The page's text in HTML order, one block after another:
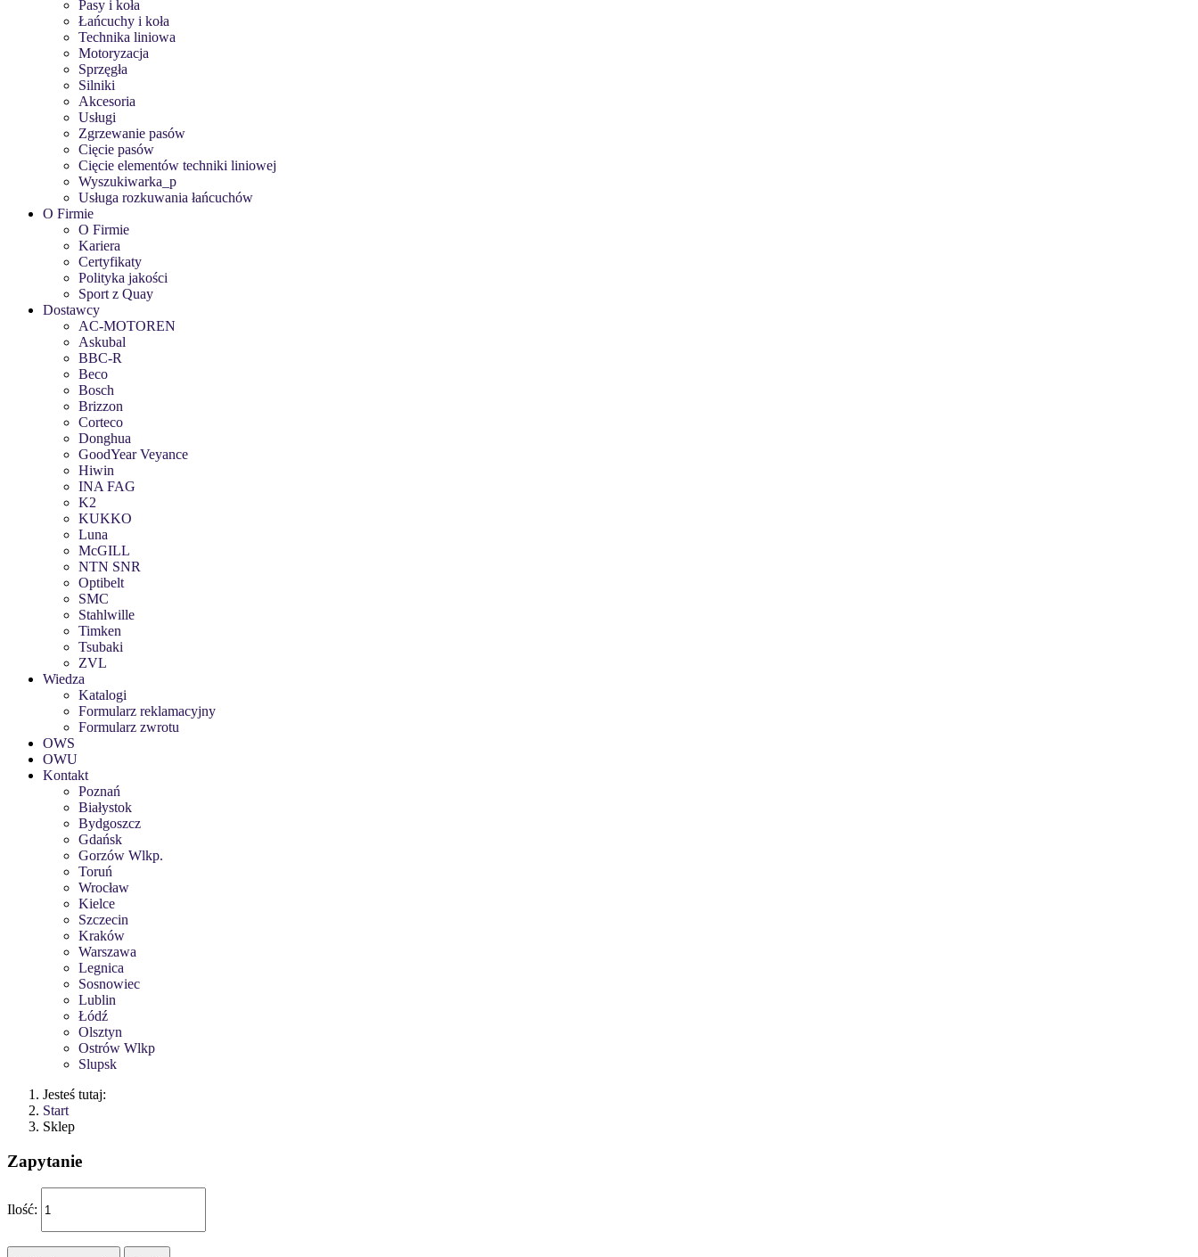
Pasy i koła
Łańcuchy i koła
Technika liniowa
Motoryzacja
Sprzęgła
Silniki
Akcesoria
Usługi
Zgrzewanie pasów
Cięcie pasów
Cięcie elementów techniki liniowej
Wyszukiwarka_p
Usługa rozkuwania łańcuchów
O Firmie
O Firmie
Kariera
Certyfikaty
Polityka jakości
Sport z Quay
Dostawcy
AC-MOTOREN
Askubal
BBC-R
Beco
Bosch
Brizzon
Corteco
Donghua
GoodYear Veyance
Hiwin
INA FAG
K2
KUKKO
Luna
McGILL
NTN SNR
Optibelt
SMC
Stahlwille
Timken
Tsubaki
ZVL
Wiedza
Katalogi
Formularz reklamacyjny
Formularz zwrotu
OWS
OWU
Kontakt
Poznań
Białystok
Bydgoszcz
Gdańsk
Gorzów Wlkp.
Toruń
Wrocław
Kielce
Szczecin
Kraków
Warszawa
Legnica
Sosnowiec
Lublin
Łódź
Olsztyn
Ostrów Wlkp
Slupsk
Jesteś tutaj:
Start
Sklep
Zapytanie
Ilość: